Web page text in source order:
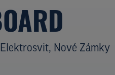
Nové Zámky